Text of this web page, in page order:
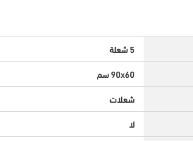
5 شعلة
90x60 سم
شعلات
لا